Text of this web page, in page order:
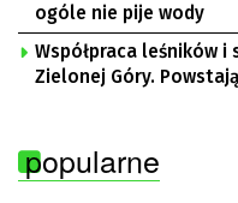
ogóle nie pije wody
Współpraca leśników
Zielonej Góry.
popularne